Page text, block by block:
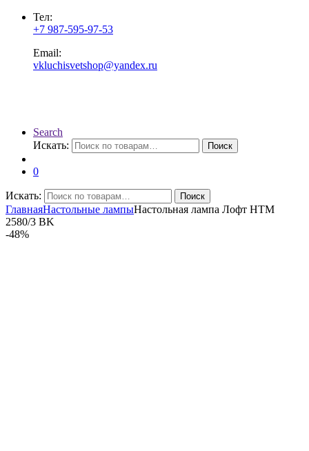
Тел:
+7 987-595-97-53
Email:
vkluchisvetshop@yandex.ru
Search
Искать:
Поиск
0
Искать: Поиск
ГлавнаяНастольные лампыНастольная лампа Лофт HTM
2580/3 BK
-48%